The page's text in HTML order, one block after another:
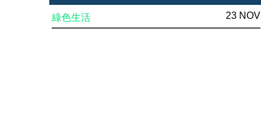
綠色生活 23 NOV